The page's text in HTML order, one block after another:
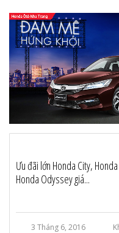
Ưu đãi lớn Honda City,
Honda Odyssey giá...
3 Tháng 6, 2016